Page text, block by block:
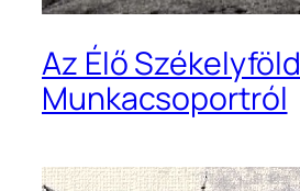
Az Élő Székelyföld
Munkacsoportról